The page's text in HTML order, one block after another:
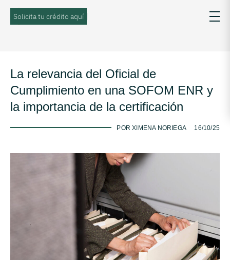
Solicita tu crédito aquí
La relevancia del Oficial de
Cumplimiento en una SOFOM ENR y
la importancia de la certificación
-
POR XIMENA NORIEGA 16/10/25